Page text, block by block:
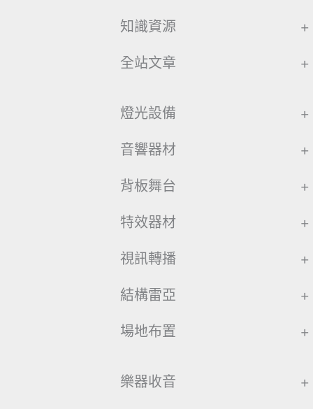
知識資源 +
全站文章 +
燈光設備 +
音響器材 +
背板舞台 +
特效器材 +
視訊轉播 +
結構雷亞 +
場地布置 +
樂器收音 +